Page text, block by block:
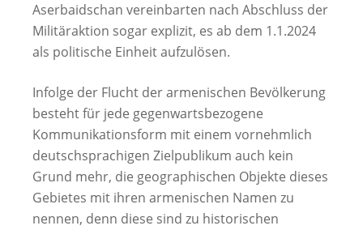
Aserbaidschan vereinbarten nach Abschluss der
Militäraktion sogar explizit, es ab dem 1.1.2024
als politische Einheit aufzulösen.
Infolge der Flucht der armenischen Bevölkerung
besteht für jede gegenwartsbezogene
Kommunikationsform mit einem vornehmlich
deutschsprachigen Zielpublikum auch kein
Grund mehr, die geographischen Objekte dieses
Gebietes mit ihren armenischen Namen zu
nennen, denn diese sind zu historischen